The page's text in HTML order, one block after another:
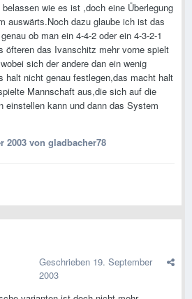
wie es ist ,doch eine Überlegung
auswärts.Noch dazu glaube ich ist das
ob man ein 4-4-2 oder ein 4-3-2-1
öfteren das Ivanschitz mehr vorne spielt
sich der andere dan ein wenig
halt nicht genau festlegen,das macht halt
Mannschaft aus,die sich auf die
einstellen kann und dann das System
2003 von gladbacher78
Geschrieben 19. September
2003